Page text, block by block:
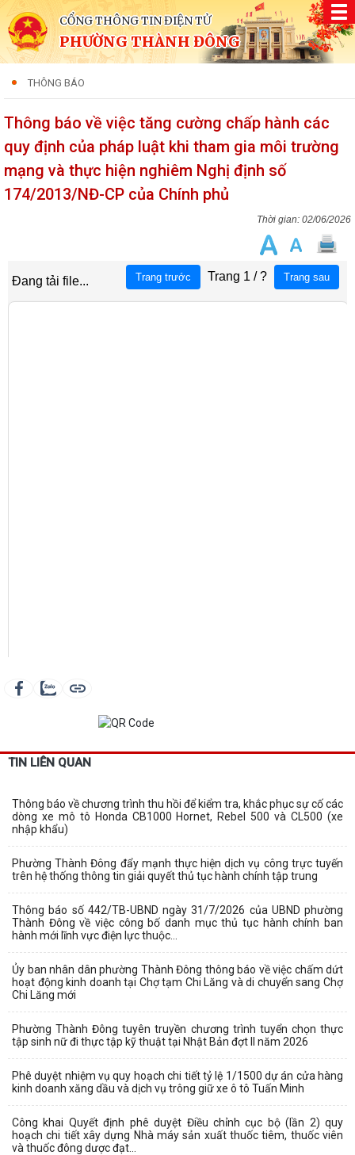
CỔNG THÔNG TIN ĐIỆN TỬ
PHƯỜNG THÀNH ĐÔNG
THÔNG BÁO
Thông báo về việc tăng cường chấp hành các
quy định của pháp luật khi tham gia môi trường
mạng và thực hiện nghiêm Nghị định số
174/2013/NĐ-CP của Chính phủ
02/06/2026
TIN LIÊN QUAN
Thông báo về chương trình thu hồi để kiểm tra, khắc phục sự cố các
dòng xe mô tô Honda CB1000 Hornet, Rebel 500 và CL500 (xe
nhập khẩu)
Phường Thành Đông đẩy mạnh thực hiện dịch vụ công trực tuyến
trên hệ thống thông tin giải quyết thủ tục hành chính tập trung
Thông báo số 442/TB-UBND ngày 31/7/2026 của UBND phường
Thành Đông về việc công bố danh mục thủ tục hành chính ban
hành mới lĩnh vực điện lực thuộc...
Ủy ban nhân dân phường Thành Đông thông báo về việc chấm dứt
hoạt động kinh doanh tại Chợ tạm Chi Lăng và di chuyển sang Chợ
Chi Lăng mới
Phường Thành Đông tuyên truyền chương trình tuyển chọn thực
tập sinh nữ đi thực tập kỹ thuật tại Nhật Bản đợt II năm 2026
Phê duyệt nhiệm vụ quy hoạch chi tiết tỷ lệ 1/1500 dự án cửa hàng
kinh doanh xăng dầu và dịch vụ trông giữ xe ô tô Tuấn Minh
Công khai Quyết định phê duyệt Điều chỉnh cục bộ (lần 2) quy
hoạch chi tiết xây dựng Nhà máy sản xuất thuốc tiêm, thuốc viên
và thuốc đông dược đạt...